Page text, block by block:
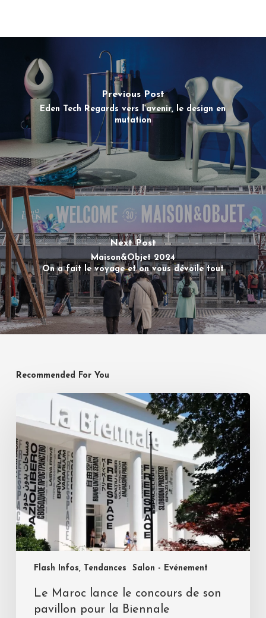
Previous Post
Eden Tech Regards vers l’avenir, le design en
mutation
Next Post
Maison&Objet 2024
On a fait le voyage et on vous dévoile tout
Recommended For You
Flash Infos, Tendances Salon - Evénement
Le Maroc lance le concours de son
pavillon pour la Biennale